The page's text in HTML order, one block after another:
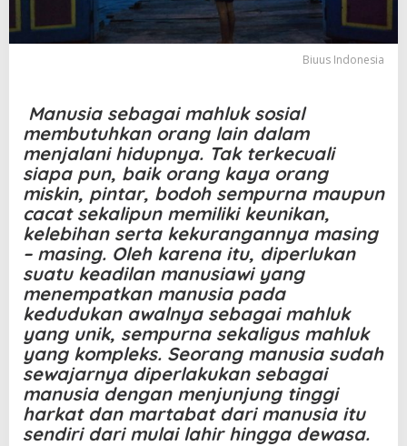
k
n
s
i
a
D
i
n
i
Biuus Indonesia
Manusia sebagai mahluk sosial
membutuhkan orang lain dalam
menjalani hidupnya. Tak terkecuali
siapa pun, baik orang kaya orang
miskin, pintar, bodoh sempurna maupun
cacat sekalipun memiliki keunikan,
kelebihan serta kekurangannya masing
– masing. Oleh karena itu, diperlukan
suatu keadilan manusiawi yang
menempatkan manusia pada
kedudukan awalnya sebagai mahluk
yang unik, sempurna sekaligus mahluk
yang kompleks. Seorang manusia sudah
sewajarnya diperlakukan sebagai
manusia dengan menjunjung tinggi
harkat dan martabat dari manusia itu
sendiri dari mulai lahir hingga dewasa.